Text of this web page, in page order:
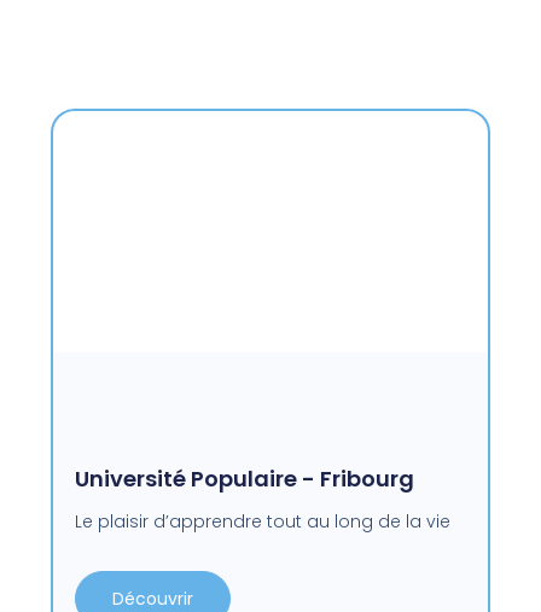
Université Populaire - Fribourg
Le plaisir d’apprendre tout au long de la vie
Découvrir